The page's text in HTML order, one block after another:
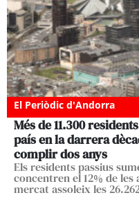
El Periòdic d'Andorra
Més de 11.300
país en la darrera
complir dos anys
Els residents passius
concentren el 12% de
mercat assoleix les